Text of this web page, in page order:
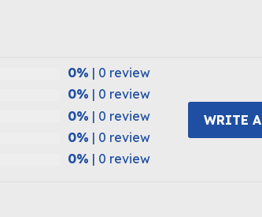
0% | 0 review
0% | 0 review
0% | 0 review
0% | 0 review
0% | 0 review
WRITE